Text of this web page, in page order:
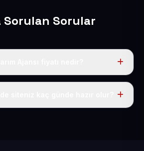
Sorulan Sorular
yıllık 50 USD + KDV. Bu bedele alan